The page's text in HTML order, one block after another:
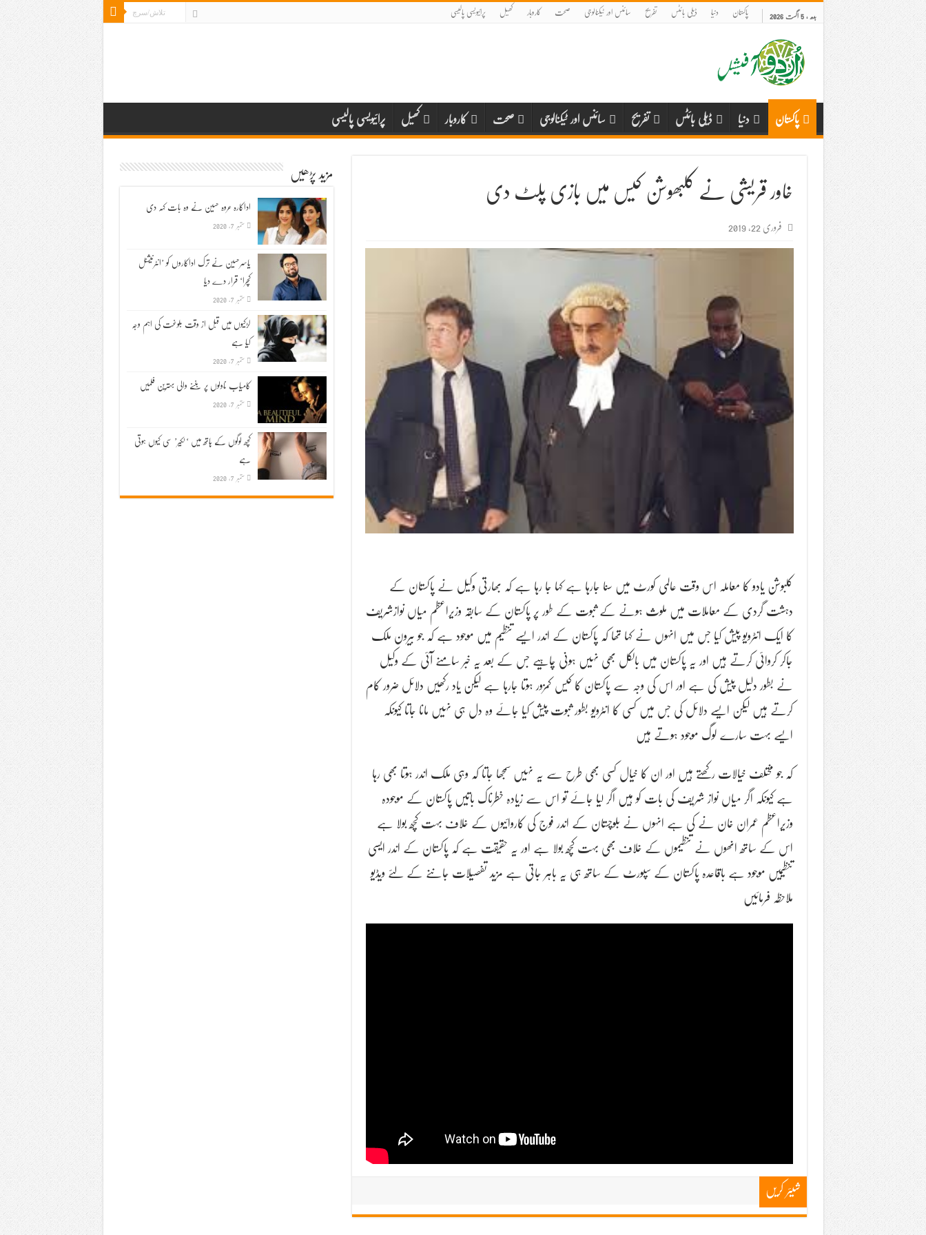
بدھ , 5 اگست 2026 پاکستان دنیا ڈیلی بائٹس تفریح سائنس اور ٹیکنالوجی صحت کاروبار کھیل پرائیویسی پالیسی
پاکستان دنیا ڈیلی بائٹس تفریح سائنس اور ٹیکنالوجی صحت کاروبار کھیل پرائیویسی پالیسی
خاور قریشی نے کلبھوشن کیس میں بازی پلٹ دی
فروری 22, 2019
کلبوشن یادو کا معاملہ اس وقت عالمی کورٹ میں سنا جارہا ہے کہا جا رہا ہے کہ بھارتی وکیل نے پاکستان کے
دہشت گردی کے معاملات میں ملوث ہونے کے ثبوت کے طور پر پاکستان کے سابقہ وزیراعظم میاں نوازشریف
کا ایک انٹرویو پیش کیا جس میں انہوں نے کہا تھا کہ پاکستان کے اندر ایسے تنظیم میں موجود ہے کہ جو بیرون ملک
جاکر کروائی کرتے ہیں اور یہ پاکستان میں بالکل بھی نہیں ہونی چاہیے جس کے بعد یہ خبر سامنے آئی کے وکیل
نے بطور دلیل پیش کی ہے اور اس کی وجہ سے پاکستان کا کیس کمزور ہوتا جارہا ہے لیکن یاد رکھیں دلائل ضرور کام
کرتے ہیں لیکن ایسے دلائل کی جس میں کسی کا انٹرویو بطور ثبوت پیش کیا جائے وہ دل ہی نہیں مانا جاتا کیونکہ
ایسے بہت سارے لوگ موجود ہوتے ہیں
کہ جو مختلف خیالات رکھتے ہیں اور ان کا خیال کسی بھی طرح سے یہ نہیں سمجھا جاتا کہ وہی ملک اندر ہوتا بھی رہا
ہے کیونکہ اگر میاں نواز شریف کی بات کو ہیں اگر لیا جائے تو اس سے زیادہ خطرناک باتیں پاکستان کے موجودہ
وزیراعظم عمران خان نے کی ہے انہوں نے بلوچستان کے اندر فوج کی کاروائیوں کے خلاف بہت کچھ بولا ہے
اس کے ساتھ انھوں نے تنظیموں کے خلاف بھی بہت کچھ بولا ہے اور یہ حقیقت ہے کہ پاکستان کے اندر ایسی
تنظیمیں موجود ہے باقاعدہ پاکستان کے سپورٹ کے ساتھ ہی یہ باہر جاتی ہے مزید تفصیلات جاننے کے لئے ویڈیو
ملاحظہ فرمائیں
شیئر کریں
مزید پڑھیں
اداکارہ عروہ حسین نے وہ بات کہہ دی
ستمبر 7, 2020
یاسرحسین نے ترک اداکاروں کو ’انٹرنیشنل
کچرا‘ قرار دے دیا
ستمبر 7, 2020
لڑکیوں میں قبل از وقت بلوغت کی اہم وجہ
کیا ہے
ستمبر 7, 2020
کامیاب ناولوں پر بننے والی بہترین فلمیں
ستمبر 7, 2020
کچھ لوگوں کے ہاتھ میں ‘لکیر’ سی کیوں ہوتی
ہے
ستمبر 7, 2020